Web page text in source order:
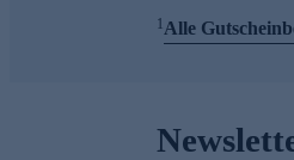
1Alle